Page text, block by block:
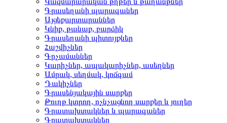
Գրասեղանի պարագաներ
Այցեքարտարաններ
Կնիք, թանաք, բարձիկ
Գրասեղանի պիտույքներ
Հաշվիչներ
Գրչամաններ
Կարիչներ, ապակարիչներ, ասեղներ
Ամրակ, սեղմակ, կոճգամ
Դակիչներ
Գրասենյակային սարքեր
Թուղթ կտրող, ոչնչացնող սարքեր և յուղեր
Գրատախտակներ և պարագաներ
Գրատախտակներ